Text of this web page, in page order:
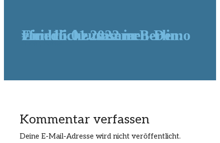
Eindrücke unserer #friedlichzusammen-Demo vom 15.01.2022 in Berlin:
Kommentar verfassen
Deine E-Mail-Adresse wird nicht veröffentlicht.